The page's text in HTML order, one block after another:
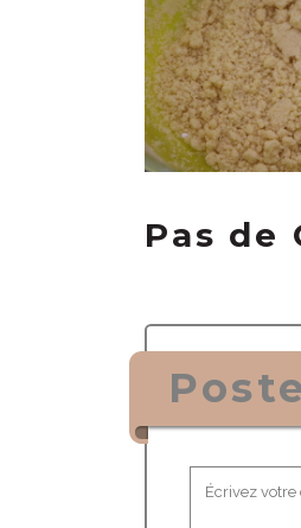
Pas de